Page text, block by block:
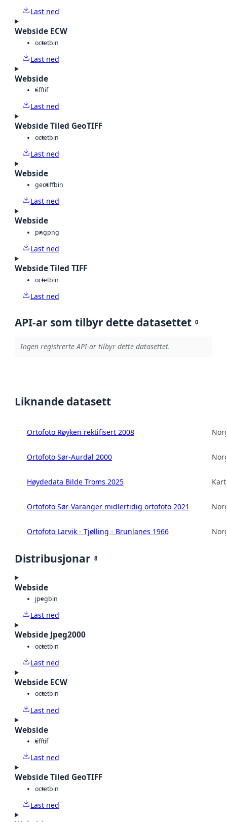
Last ned
Webside ECW
octetbin
Last ned
Webside
tifftif
Last ned
Webside Tiled GeoTIFF
octetbin
Last ned
Webside
geotiffbin
Last ned
Webside
pngpng
Last ned
Webside Tiled TIFF
octetbin
Last ned
API-ar som tilbyr dette datasettet 0
Ingen registrerte API-ar tilbyr dette datasettet.
Liknande datasett
Ortofoto Røyken rektifisert 2008
Ortofoto Sør-Aurdal 2000
Høydedata Bilde Troms 2025
Ortofoto Sør-Varanger midlertidig ortofoto 2021
Ortofoto Larvik - Tjølling - Brunlanes 1966
Distribusjonar 8
Webside
jpegbin
Last ned
Webside Jpeg2000
octetbin
Last ned
Webside ECW
octetbin
Last ned
Webside
tifftif
Last ned
Webside Tiled GeoTIFF
octetbin
Last ned